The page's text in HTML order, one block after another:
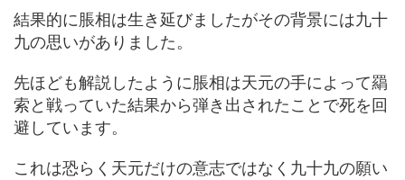
結果的に脹相は生き延びましたがその背景には九十
九の思いがありました。
先ほども解説したように脹相は天元の手によって羂
索と戦っていた結果から弾き出されたことで死を回
避しています。
これは恐らく天元だけの意志ではなく九十九の願い